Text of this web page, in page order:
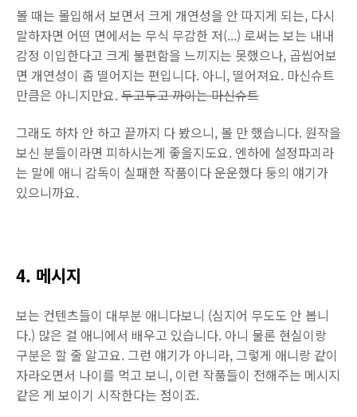
볼 때는 몰입해서 보면서 크게 개연성을 안 따지게 되는, 다시
말하자면 어떤 면에서는 무식 무감한 저(...) 로써는 보는 내내
감정 이입한다고 크게 불편함을 느끼지는 못했으나, 곱씹어보
면 개연성이 좀 떨어지는 편입니다. 아니, 떨어져요. 마신슈트
만큼은 아니지만요.두고두고 까이는 마신슈트
그래도 하차 안 하고 끝까지 다 봤으니, 볼 만 했습니다. 원작을
보신 분들이라면 피하시는게 좋을지도요. 엔하에 설정파괴라
는 말에 애니 감독이 실패한 작품이다 운운했다 둥의 얘기가
있으니까요.
4. 메시지
보는 컨텐츠들이 대부분 애니다보니 (심지어 무도도 안 봅니
다.) 많은 걸 애니에서 배우고 있습니다. 아니 물론 현실이랑
구분은 할 줄 알고요. 그런 얘기가 아니라, 그렇게 애니랑 같이
자라오면서 나이를 먹고 보니, 이런 작품들이 전해주는 메시지
같은 게 보이기 시작한다는 점이죠.